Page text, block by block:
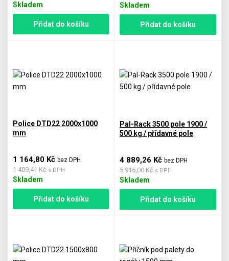
Skladem
Přidat do košíku
Skladem
Přidat do košíku
Police DTD22 2000x1000
mm
1 164,80 Kčbez DPH
1 409,41 Kč s DPH
Skladem
Přidat do košíku
Pal-Rack 3500 pole 1900 /
500 kg / přídavné pole
4 889,26 Kč bez DPH
5 916,00 Kč s DPH
Skladem
Přidat do košíku